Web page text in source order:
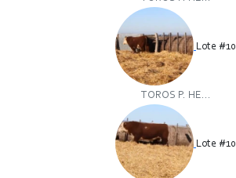
Lote #10
TOROS P. HE...
Lote #10